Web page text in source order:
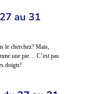
au 31
le cherchez? Mais,
une pie… C’est pas
doigts!